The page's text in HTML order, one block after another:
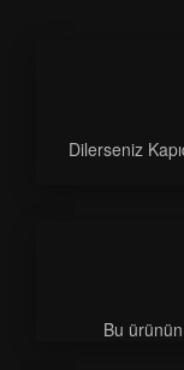
Dilerseniz
Bu